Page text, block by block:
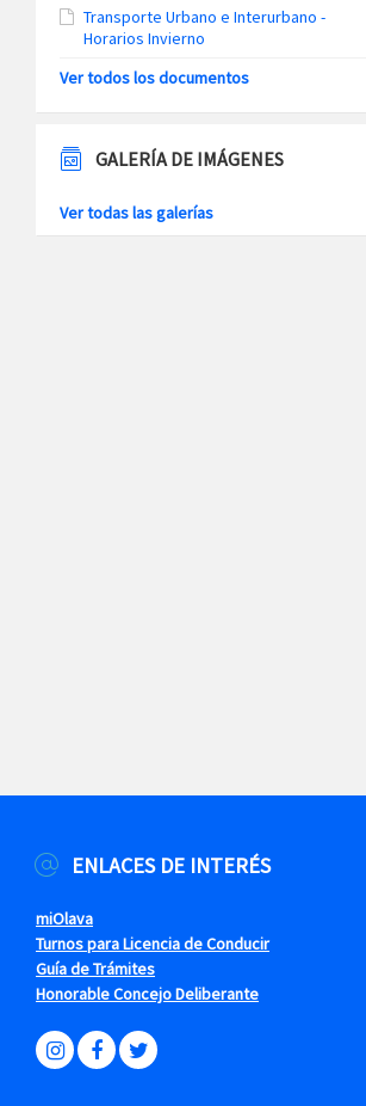
Transporte Urbano e Interurbano -
Horarios Invierno
Ver todos los documentos
GALERÍA DE IMÁGENES
Ver todas las galerías
ENLACES DE INTERÉS
miOlava
Turnos para Licencia de Conducir
Guía de Trámites
Honorable Concejo Deliberante